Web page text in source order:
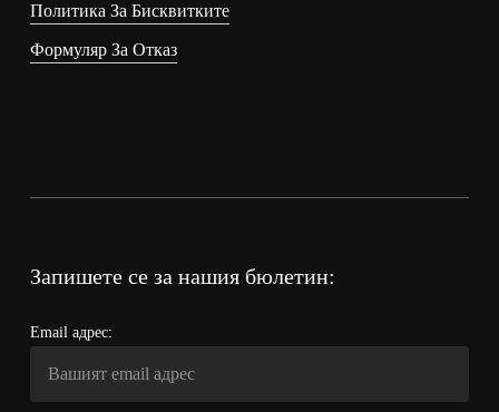
Политика За Бисквитките
Формуляр За Отказ
Запишете се за нашия бюлетин:
Email адрес: